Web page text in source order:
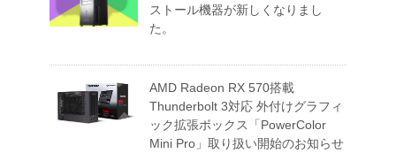
ストール機器が新しくなりまし
た。
AMD Radeon RX 570搭載
Thunderbolt 3対応 外付けグラフィ
ック拡張ボックス「PowerColor
Mini Pro」取り扱い開始のお知らせ